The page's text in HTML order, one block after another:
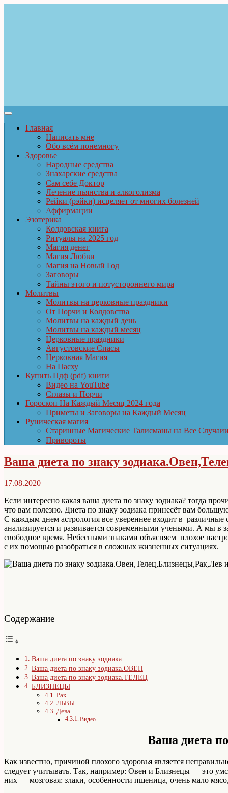
Главная
Написать мне
Обо всём понемногу
Здоровье
Народные средства
Знахарские средства
Сам себе Доктор
Лечение пьянства и алкоголизма
Рейки (рэйки) исцеляет от многих болезней
Аффирмации
Эзотерика
Колдовская книга
Ритуалы на 2025 год
Магия денег
Магия Любви
Магия на Новый Год
Заговоры
Тайны этого и потустороннего мира
Молитвы
Молитвы на церковные праздники
От Порчи и Колдовства
Молитвы на каждый день
Молитвы на каждый месяц
Церковные праздники
Августовские Спасы
Церковная Магия
На Пасху
Купить Пдф (pdf) книги
Видео на YouTube
Сглазы и Порчи
Гороскоп На Каждый Месяц 2024 года
Приметы и Заговоры на Каждый Месяц
Руническая магия
Старинные Магические Талисманы на Все
Привороты
Ваша диета по знаку
17.08.2020
Если интересно какая ваша диета по знаку зодиака? тогда
что вам полезно. Диета по знаку зодиака принесёт вам
С каждым днем астрология все увереннее входит в
анализируется и развивается современными учеными. А мы в
свободное время. Небесными знаками объясняем плохое
с их помощью разобраться в сложных жизненных ситуациях.
Содержание
Ваша диета по знаку зодиака
Ваша диета по знаку зодиака.ОВЕН
Ваша диета по знаку зодиака.ТЕЛЕЦ
БЛИЗНЕЦЫ
Рак
ЛЬВЫ
Дева
Видео
Ваша диета
Как известно, причиной плохого здоровья является
следует учитывать. Так, например: Овен и Близнецы — это
них — мозговая: злаки, особенности пшеница, очень мало